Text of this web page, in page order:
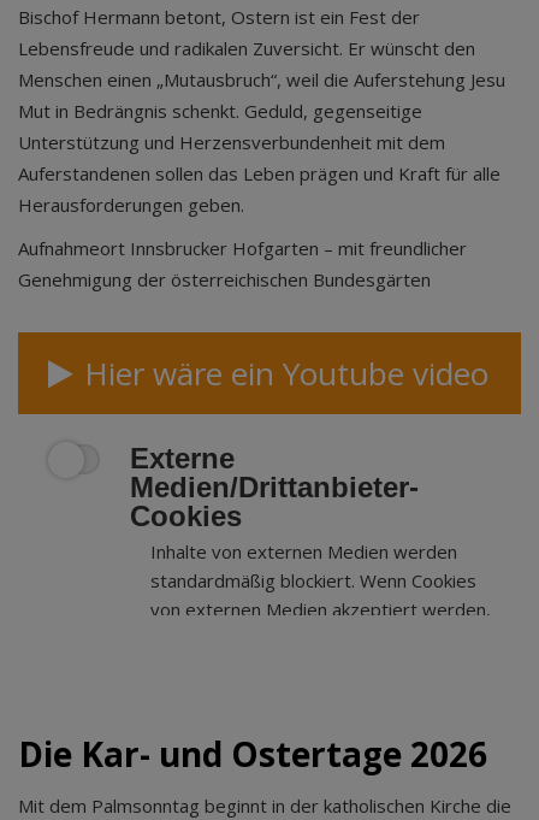
Bischof Hermann betont, Ostern ist ein Fest der
Lebensfreude und radikalen Zuversicht. Er wünscht den
Menschen einen „Mutausbruch“, weil die Auferstehung Jesu
Mut in Bedrängnis schenkt. Geduld, gegenseitige
Unterstützung und Herzensverbundenheit mit dem
Auferstandenen sollen das Leben prägen und Kraft für alle
Herausforderungen geben.
Aufnahmeort Innsbrucker Hofgarten – mit freundlicher
Genehmigung der österreichischen Bundesgärten
Hier wäre ein Youtube video
Externe
Medien/Drittanbieter-
Cookies
Inhalte von externen Medien werden
standardmäßig blockiert. Wenn Cookies
von externen Medien akzeptiert werden,
Die Kar- und Ostertage 2026
Mit dem Palmsonntag beginnt in der katholischen Kirche die